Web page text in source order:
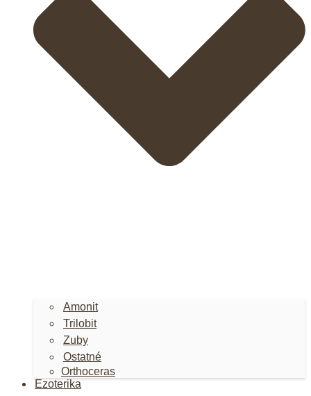
Amonit
Trilobit
Zuby
Ostatné
Orthoceras
Ezoterika